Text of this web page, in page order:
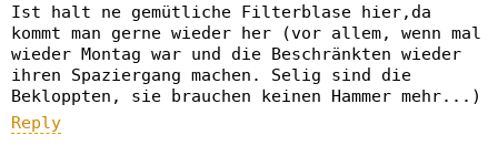
Ist halt ne gemütliche Filterblase hier,da
kommt man gerne wieder her (vor allem, wenn mal
wieder Montag war und die Beschränkten wieder
ihren Spaziergang machen. Selig sind die
Bekloppten, sie brauchen keinen Hammer mehr...)
Reply